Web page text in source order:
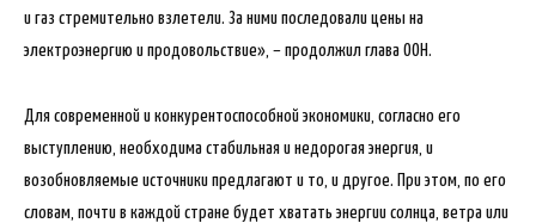
и газ стремительно взлетели. За ними последовали цены на
электроэнергию и продовольствие», – продолжил глава ООН.
Для современной и конкурентоспособной экономики, согласно его
выступлению, необходима стабильная и недорогая энергия, и
возобновляемые источники предлагают и то, и другое. При этом, по его
словам, почти в каждой стране будет хватать энергии солнца, ветра или